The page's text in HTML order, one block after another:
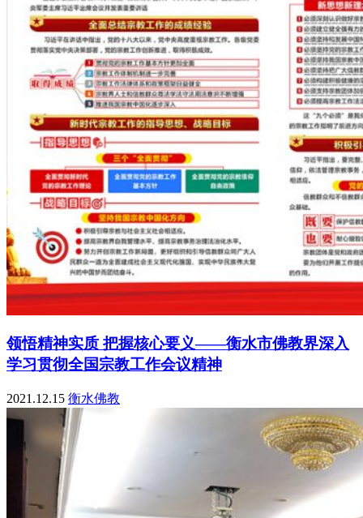
领悟精神实质 把握核心要义——衡水市佛教界深入
学习贯彻全国宗教工作会议精神
2021.12.15 衡水佛教